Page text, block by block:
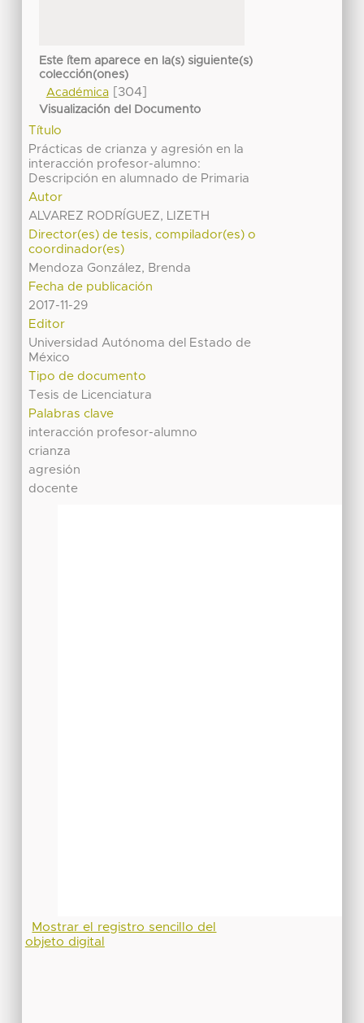
Este ítem aparece en la(s) siguiente(s)
colección(ones)
Académica[304]
Visualización del Documento
Título
Prácticas de crianza y agresión en la
interacción profesor-alumno:
Descripción en alumnado de Primaria
Autor
ALVAREZ RODRÍGUEZ, LIZETH
Director(es) de tesis, compilador(es) o
coordinador(es)
Mendoza González, Brenda
Fecha de publicación
2017-11-29
Editor
Universidad Autónoma del Estado de
México
Tipo de documento
Tesis de Licenciatura
Palabras clave
interacción profesor-alumno
crianza
agresión
docente
Mostrar el registro sencillo del
objeto digital